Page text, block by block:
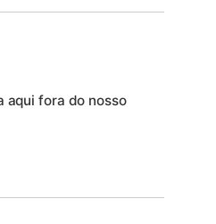
aqui fora do nosso